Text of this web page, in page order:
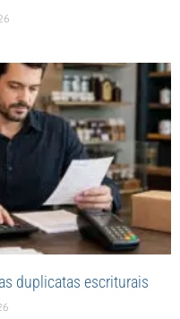
duplicatas escriturais